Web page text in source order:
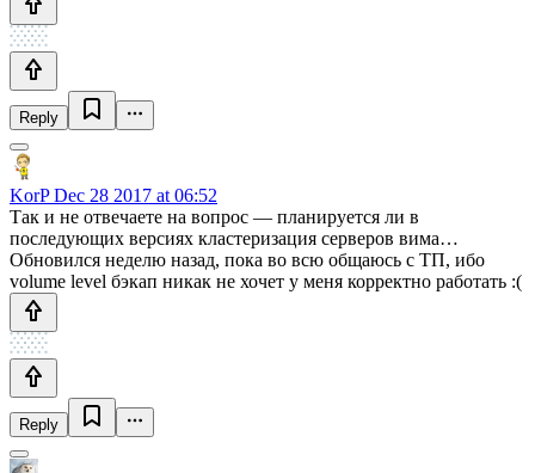
Reply
KorPDec 28 2017 at 06:52
Так и не отвечаете на вопрос — планируется ли в
последующих версиях кластеризация серверов вима…
Обновился неделю назад, пока во всю общаюсь с ТП, ибо
volume level бэкап никак не хочет у меня корректно работать :(
Reply